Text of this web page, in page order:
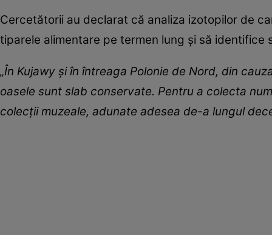
Cercetătorii au declarat că analiza izotopilor de
tiparele alimentare pe termen lung și să
„În Kujawy și în întreaga Polonie de Nord, din
oasele sunt slab conservate. Pentru a colecta
colecții muzeale, adunate adesea de-a lungul